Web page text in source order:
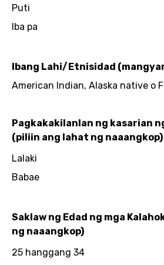
Puti
Iba pa
Ibang Lahi/Etnisidad
American Indian, Alaska native o
Pagkakakilanlan ng kasarian
(piliin ang lahat ng naaangkop)
Lalaki
Babae
Saklaw ng Edad ng mga
ng naaangkop)
25 hanggang 34